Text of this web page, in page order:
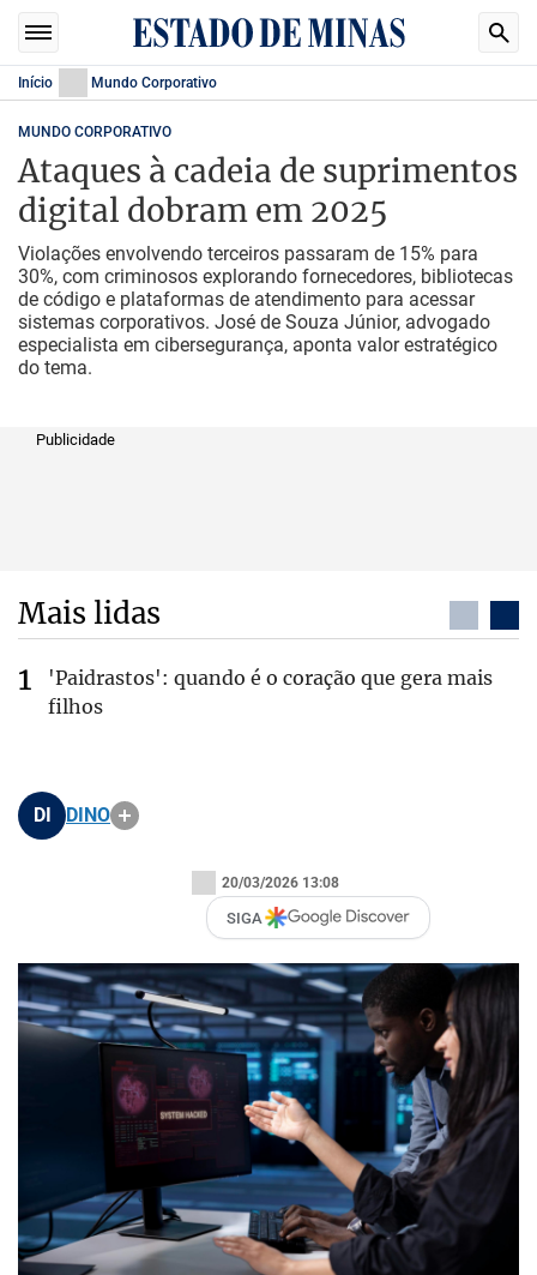
Início Mundo Corporativo
MUNDO CORPORATIVO
Ataques à cadeia de suprimentos
digital dobram em 2025
Violações envolvendo terceiros passaram de 15% para
30%, com criminosos explorando fornecedores, bibliotecas
de código e plataformas de atendimento para acessar
sistemas corporativos. José de Souza Júnior, advogado
especialista em cibersegurança, aponta valor estratégico
do tema.
Publicidade
Mais lidas
'Paidrastos': quando é o coração que gera mais
filhos
DI DINO
20/03/2026 13:08
SIGA